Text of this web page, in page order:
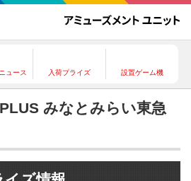
ュース 入荷プライズ 設置ゲーム機
みなとみらい東急